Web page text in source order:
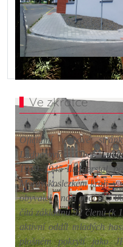
Ve zkratce
Oficiální webové
Ludgeřovice. Obec
1939–1945 Ludgerstal,
Moravskoslezkém kraji, v
obyvatel v naší obci je5
čítá základnu 92 členů (k
aktivní oddíl mladých
plošném pokrytí jako